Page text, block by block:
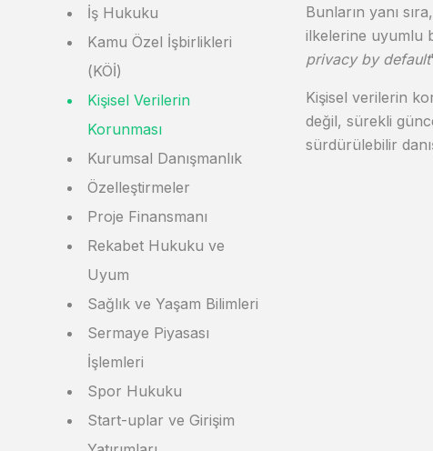
İş Hukuku
Kamu Özel İşbirlikleri
(KÖİ)
Kişisel Verilerin
Korunması
Kurumsal Danışmanlık
Özelleştirmeler
Proje Finansmanı
Rekabet Hukuku ve
Uyum
Sağlık ve Yaşam Bilimleri
Sermaye Piyasası
İşlemleri
Spor Hukuku
Start-uplar ve Girişim
Bunların yanı
ilkelerine uyumlu
privacy by default
Kişisel verilerin
değil, sürekli
sürdürülebilir